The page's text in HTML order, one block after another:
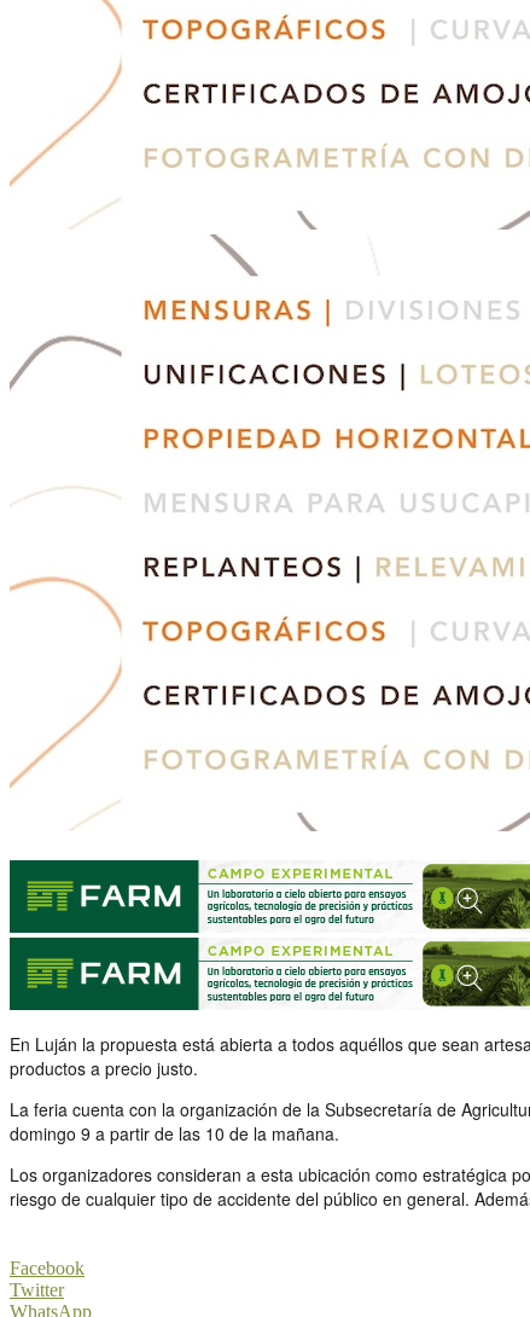
En Luján la propuesta está abierta a todos aquéllos que sean
productos a precio justo.
La feria cuenta con la organización de la Subsecretaría de
domingo 9 a partir de las 10 de la mañana.
Los organizadores consideran a esta ubicación como estratégica
riesgo de cualquier tipo de accidente del público en general.
Facebook
Twitter
WhatsApp